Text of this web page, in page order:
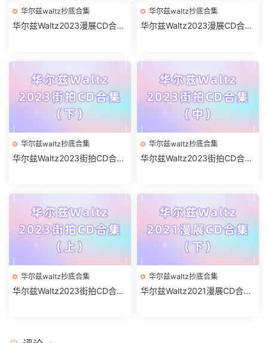
华尔兹waltz抄底合集
华尔兹Waltz2023漫展CD合集
华尔兹waltz抄底合集
华尔兹Waltz2023漫展CD合集
华尔兹waltz抄底合集
华尔兹Waltz2023街拍CD合集
华尔兹waltz抄底合集
华尔兹Waltz2023街拍CD合集
华尔兹waltz抄底合集
华尔兹Waltz2023街拍CD合集
华尔兹waltz抄底合集
华尔兹Waltz2021漫展CD合集